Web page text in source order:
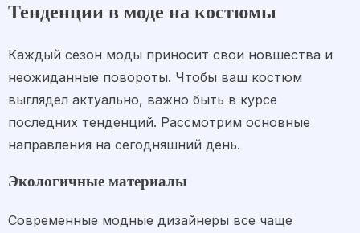
Тенденции в моде на костюмы
Каждый сезон моды приносит свои новшества и
неожиданные повороты. Чтобы ваш костюм
выглядел актуально, важно быть в курсе
последних тенденций. Рассмотрим основные
направления на сегодняшний день.
Экологичные материалы
Современные модные дизайнеры все чаще